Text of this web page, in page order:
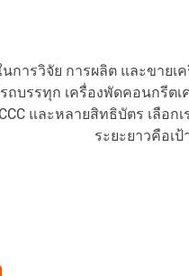
ทุก
รีต
นการวิจัย การผลิต และขา
บรรทุก เครื่องพัดคอนกรีตเ
และหลายสิทธิบัตร เลื
ระยะยาวคือเ